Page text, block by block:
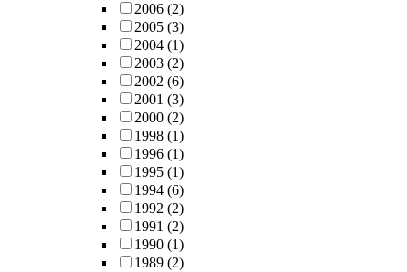
2006 (2)
2005 (3)
2004 (1)
2003 (2)
2002 (6)
2001 (3)
2000 (2)
1998 (1)
1996 (1)
1995 (1)
1994 (6)
1992 (2)
1991 (2)
1990 (1)
1989 (2)